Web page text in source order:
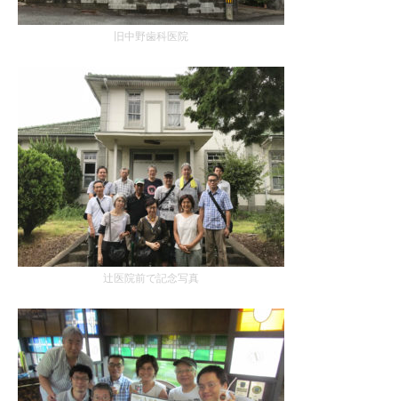
旧中野歯科医院
辻医院前で記念写真